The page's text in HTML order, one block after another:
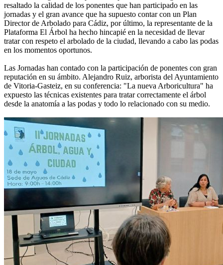
resaltado la calidad de los ponentes que han participado en las
jornadas y el gran avance que ha supuesto contar con un Plan
Director de Arbolado para Cádiz, por último, la representante de la
Plataforma El Árbol ha hecho hincapié en la necesidad de llevar
tratar con respeto el arbolado de la ciudad, llevando a cabo las podas
en los momentos oportunos.
Las Jornadas han contado con la participación de ponentes con gran
reputación en su ámbito. Alejandro Ruiz, arborista del Ayuntamiento
de Vitoria-Gasteiz, en su conferencia: "La nueva Arboricultura" ha
expuesto las técnicas existentes para tratar correctamente el árbol
desde la anatomía a las podas y todo lo relacionado con su medio.